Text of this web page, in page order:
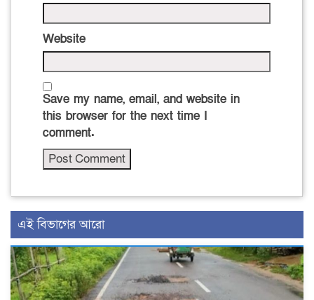
Website
Save my name, email, and website in
this browser for the next time I
comment.
এই বিভাগের আরো